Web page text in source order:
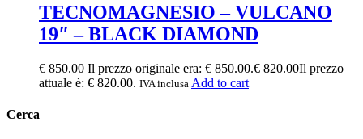
TECNOMAGNESIO – VULCANO
19″ – BLACK DIAMOND
€850.00 Il prezzo originale era: € 850.00.€ 820.00Il prezzo
attuale è: € 820.00. IVA inclusa Add to cart
Cerca